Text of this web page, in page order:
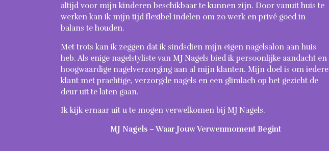
altijd voor mijn kinderen beschikbaar te kunnen zijn. Door vanuit huis te
werken kan ik mijn tijd flexibel indelen om zo werk en privé goed in
balans te houden.
Met trots kan ik zeggen dat ik sindsdien mijn eigen nagelsalon aan huis
heb. Als enige nagelstyliste van MJ Nagels bied ik persoonlijke aandacht en
hoogwaardige nagelverzorging aan al mijn klanten. Mijn doel is om iedere
klant met prachtige, verzorgde nagels en een glimlach op het gezicht de
deur uit te laten gaan.
Ik kijk ernaar uit u te mogen verwelkomen bij MJ Nagels.
MJ Nagels – Waar Jouw Verwenmoment Begint